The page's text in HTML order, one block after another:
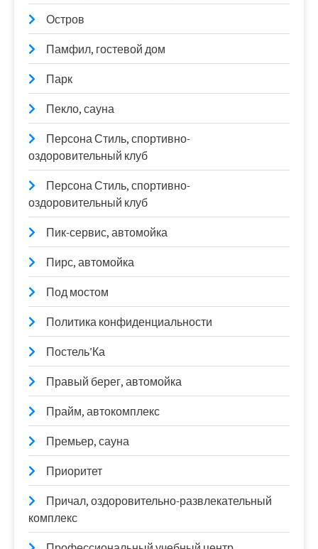
Остров
Памфил, гостевой дом
Парк
Пекло, сауна
Персона Стиль, спортивно-
оздоровительный клуб
Персона Стиль, спортивно-
оздоровительный клуб
Пик-сервис, автомойка
Пирс, автомойка
Под мостом
Политика конфиденциальности
Постель’Ка
Правый берег, автомойка
Прайм, автокомплекс
Премьер, сауна
Приоритет
Причал, оздоровительно-развлекательный
комплекс